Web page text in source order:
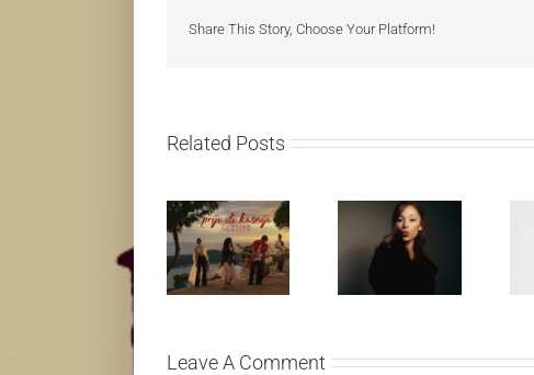
Share This Story, Choose Your Platform!
Related Posts
Silente
objavio novi
Ariana Grande
Leave A Comment